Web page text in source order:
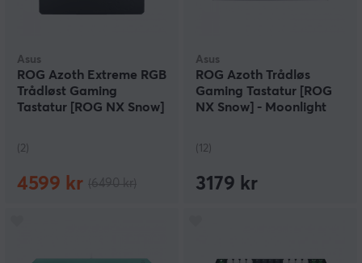
Asus
ROG Azoth Extreme RGB
Trådløst Gaming
Tastatur [ROG NX Snow]
(2)
4599 kr
Asus
ROG Azoth Trådløs
Gaming Tastatur [ROG
NX Snow] - Moonlight
(12)
3179 kr